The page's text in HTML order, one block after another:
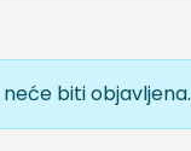
biti objavljena.